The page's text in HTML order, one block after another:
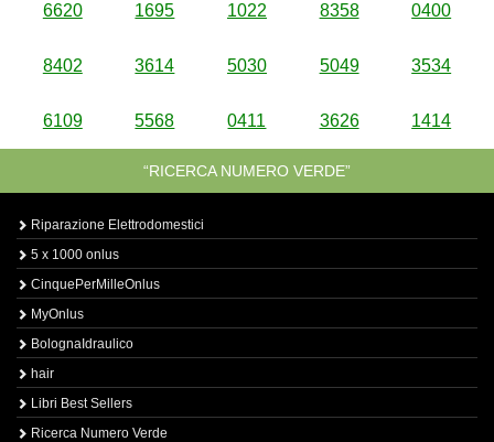
6620 1695 1022 8358 0400
8402 3614 5030 5049 3534
6109 5568 0411 3626 1414
“RICERCA NUMERO VERDE”
Riparazione Elettrodomestici
5 x 1000 onlus
CinquePerMilleOnlus
MyOnlus
BolognaIdraulico
hair
Libri Best Sellers
Ricerca Numero Verde